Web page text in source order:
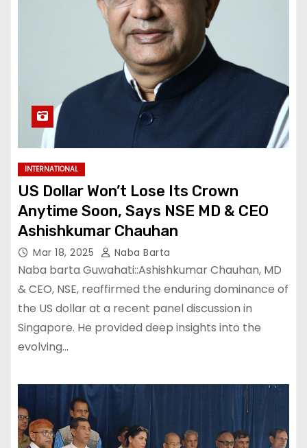
INTERNATIONAL
US Dollar Won’t Lose Its Crown
Anytime Soon, Says NSE MD & CEO
Ashishkumar Chauhan
Mar 18, 2025 Naba Barta
Naba barta Guwahati::Ashishkumar Chauhan, MD
& CEO, NSE, reaffirmed the enduring dominance of
the US dollar at a recent panel discussion in
Singapore. He provided deep insights into the
evolving…